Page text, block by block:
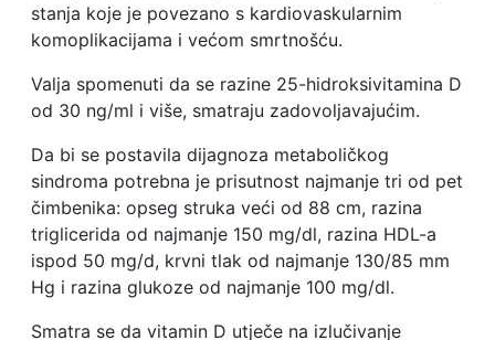
stanja koje je povezano s kardiovaskularnim
komoplikacijama i većom smrtnošću.
Valja spomenuti da se razine 25-hidroksivitamina D
od 30 ng/ml i više, smatraju zadovoljavajućim.
Da bi se postavila dijagnoza metaboličkog
sindroma potrebna je prisutnost najmanje tri od pet
čimbenika: opseg struka veći od 88 cm, razina
triglicerida od najmanje 150 mg/dl, razina HDL-a
ispod 50 mg/d, krvni tlak od najmanje 130/85 mm
Hg i razina glukoze od najmanje 100 mg/dl.
Smatra se da vitamin D utječe na izlučivanje